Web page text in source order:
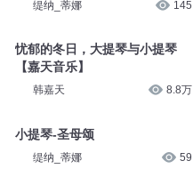
缇纳_蒂娜 145
忧郁的冬日，大提琴与小提琴
【嘉天音乐】
韩嘉天 8.8万
小提琴-圣母颂
缇纳_蒂娜 59